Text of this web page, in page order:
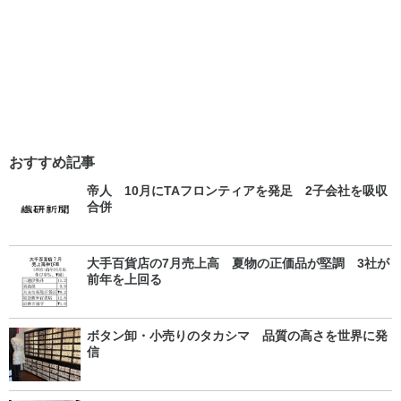
おすすめ記事
帝人 10月にTAフロンティアを発足 2子会社を吸収
合併
大手百貨店の7月売上高 夏物の正価品が堅調 3社が
前年を上回る
ボタン卸・小売りのタカシマ 品質の高さを世界に発
信